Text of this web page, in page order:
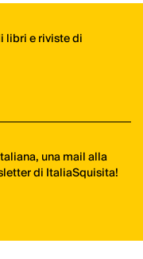
libri e riviste di
una mail alla
di ItaliaSquisita!